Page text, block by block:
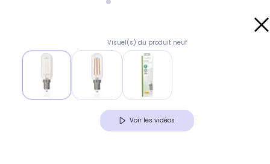
Visuel(s) du produit neuf
Voir les vidéos